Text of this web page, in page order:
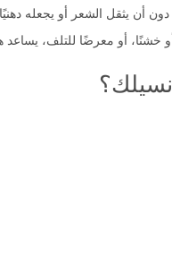
أن يثقل الشعر أو يجعله
خشنًا، أو معرضًا للتلف،